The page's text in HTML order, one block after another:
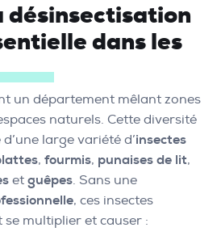
désinsectisation
dans les
un département mêlant zones
naturels. Cette diversité
large variété d’insectes
, fourmis, punaises de lit,
et guêpes. Sans une
, ces insectes
multiplier et causer :